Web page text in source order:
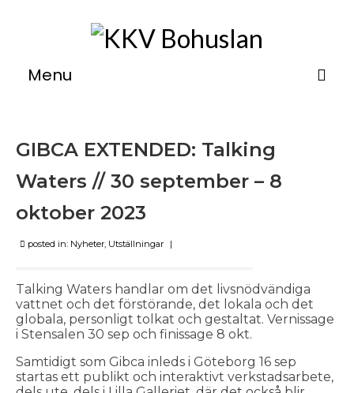
Menu
Verkstäder
Utställningar
Kurser
Övernattning
Medlemsinfo
Kontakt
GIBCA EXTENDED: Talking
Waters // 30 september – 8
oktober 2023
posted in: Nyheter, Utställningar |
Talking Waters handlar om det livsnödvändiga
vattnet och det förstörande, det lokala och det
globala, personligt tolkat och gestaltat. Vernissage
i Stensalen 30 sep och finissage 8 okt.
Samtidigt som Gibca inleds i Göteborg 16 sep
startas ett publikt och interaktivt verkstadsarbete,